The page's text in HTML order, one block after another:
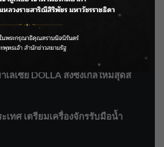
ว้ตอนยังมีชีวิต”
ติดตามโครงการหุบกะพง–ห้วย
ำเพชรบุรี
เลเซีย DOLLA ส่งซิงเกิลใหม่สุดส
เทศ เตรียมเครื่องจักรรับมือน้ำ